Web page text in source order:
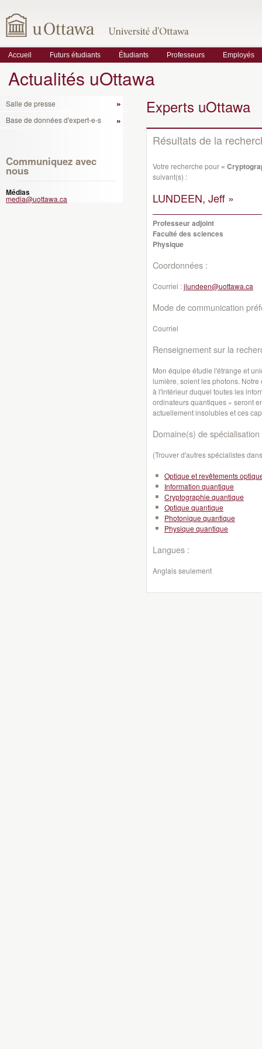
Accueil Futurs étudiants Étudiants Professeurs Employés
Actualités uOttawa
Salle de presse
Base de données d'expert-e-s
Communiquez avec
nous
Médias
media@uottawa.ca
Experts uOttawa
Résultats de la
Votre recherche pour «
suivant(s) :
LUNDEEN, Jeff »
Professeur adjoint
Faculté des sciences
Physique
Coordonnées :
Courriel :jlundeen@uottawa.ca
Mode de communication
Courriel
Renseignement sur la
Mon équipe étudie l'étrange et
lumière, soient les photons.
à l'intérieur duquel toutes les
ordinateurs quantiques » seront
actuellement insolubles et ces
Domaine(s) de spécialisation
(Trouver d'autres spécialistes
Optique et revêtements
Information quantique
Cryptographie quantique
Optique quantique
Photonique quantique
Physique quantique
Langues :
Anglais seulement